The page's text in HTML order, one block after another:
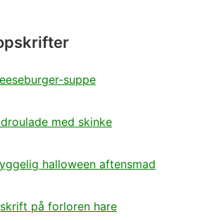
suppe
med skinke
halloween aftensmad
på forloren hare